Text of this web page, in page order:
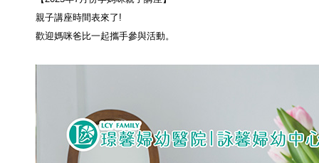
親子講座時間表來了!
歡迎媽咪爸比一起攜手參與活動。